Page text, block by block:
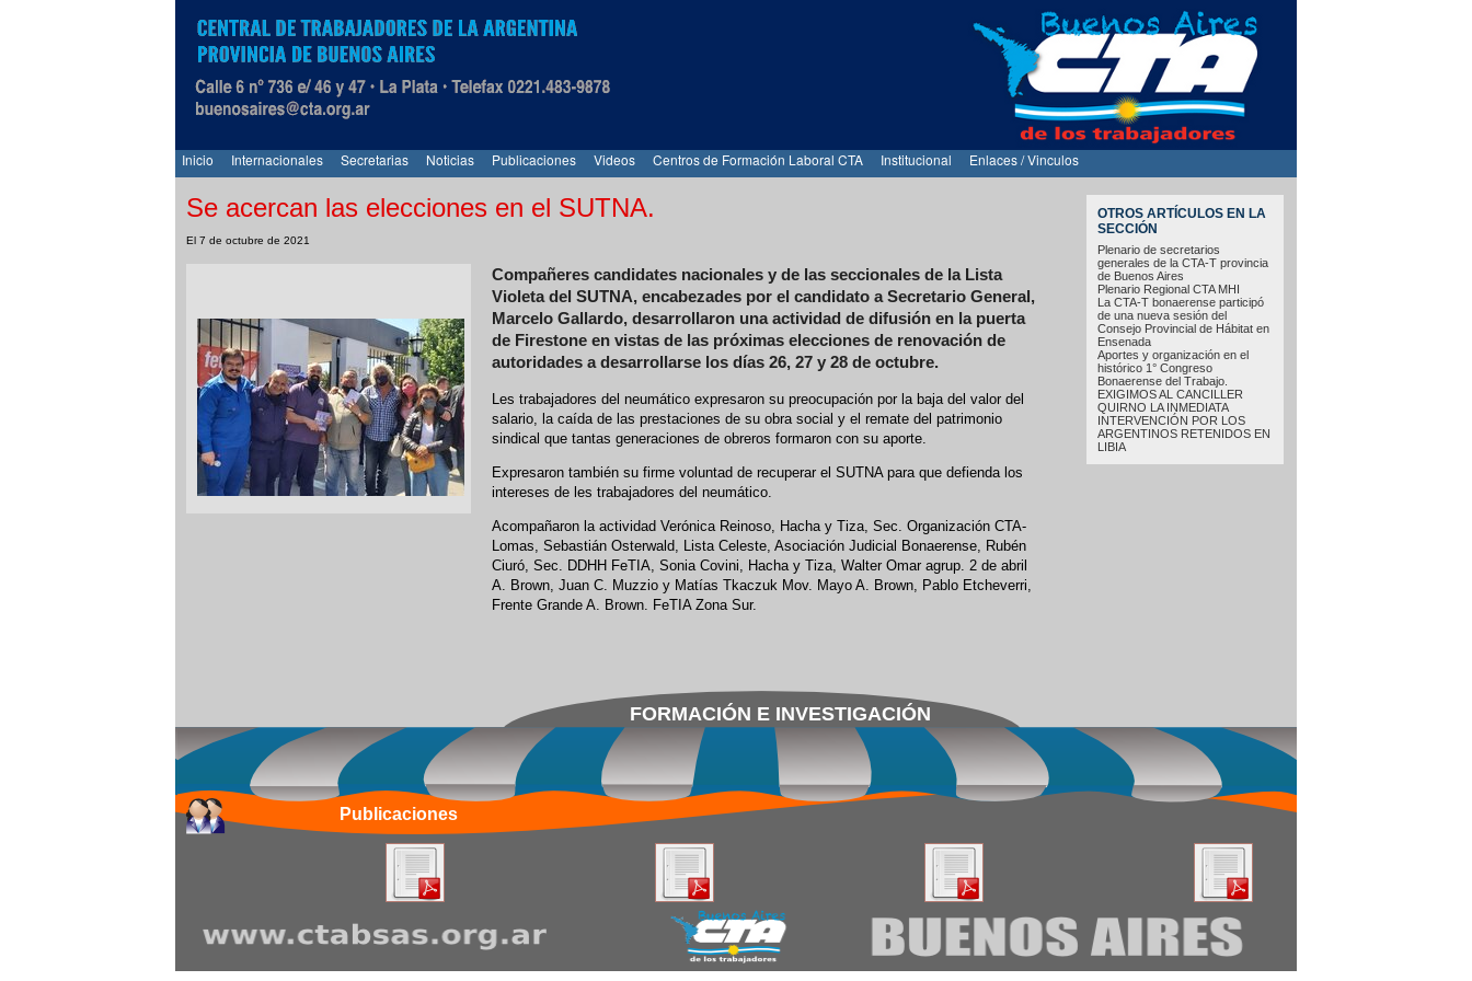
Inicio Internacionales Secretarias Noticias Publicaciones Videos Centros de Formación Laboral CTA Institucional Enlaces / Vinculos
OTROS ARTÍCULOS EN LA
SECCIÓN
Plenario de secretarios
generales de la CTA-T provincia
de Buenos Aires
Plenario Regional CTA MHI
La CTA-T bonaerense participó
de una nueva sesión del
Consejo Provincial de Hábitat en
Ensenada
Aportes y organización en el
histórico 1° Congreso
Bonaerense del Trabajo.
EXIGIMOS AL CANCILLER
QUIRNO LA INMEDIATA
INTERVENCIÓN POR LOS
ARGENTINOS RETENIDOS EN
LIBIA
Se acercan las elecciones en el SUTNA.
El 7 de octubre de 2021
Compañeres candidates nacionales y de las seccionales de la Lista
Violeta del SUTNA, encabezades por el candidato a Secretario General,
Marcelo Gallardo, desarrollaron una actividad de difusión en la puerta
de Firestone en vistas de las próximas elecciones de renovación de
autoridades a desarrollarse los días 26, 27 y 28 de octubre.
Les trabajadores del neumático expresaron su preocupación por la baja del valor del
salario, la caída de las prestaciones de su obra social y el remate del patrimonio
sindical que tantas generaciones de obreros formaron con su aporte.
Expresaron también su firme voluntad de recuperar el SUTNA para que defienda los
intereses de les trabajadores del neumático.
Acompañaron la actividad Verónica Reinoso, Hacha y Tiza, Sec. Organización CTA-
Lomas, Sebastián Osterwald, Lista Celeste, Asociación Judicial Bonaerense, Rubén
Ciuró, Sec. DDHH FeTIA, Sonia Covini, Hacha y Tiza, Walter Omar agrup. 2 de abril
A. Brown, Juan C. Muzzio y Matías Tkaczuk Mov. Mayo A. Brown, Pablo Etcheverri,
Frente Grande A. Brown. FeTIA Zona Sur.
FORMACIÓN E INVESTIGACIÓN
Publicaciones